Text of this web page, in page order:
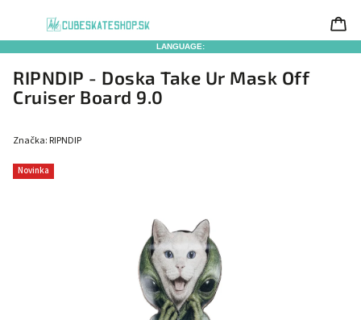
LANGUAGE:
RIPNDIP - Doska Take Ur Mask Off
Cruiser Board 9.0
Novinka
Značka: RIPNDIP